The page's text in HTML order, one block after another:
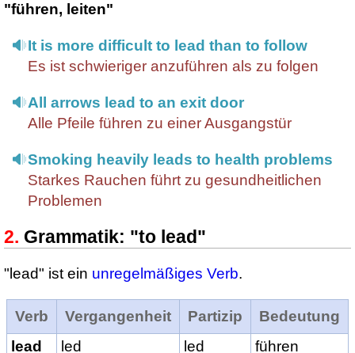
"führen, leiten"
It is more difficult to lead than to follow
Es ist schwieriger anzuführen als zu folgen
All arrows lead to an exit door
Alle Pfeile führen zu einer Ausgangstür
Smoking heavily leads to health problems
Starkes Rauchen führt zu gesundheitlichen
Problemen
Grammatik: "to lead"
"lead" ist ein unregelmäßiges Verb.
Verb Vergangenheit Partizip
Bedeutung
lead
led led führen